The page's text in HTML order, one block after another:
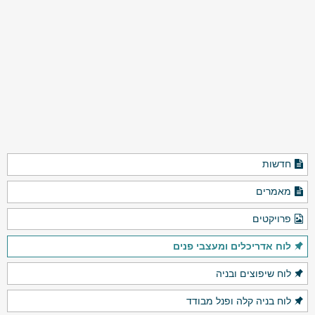
חדשות
מאמרים
פרויקטים
לוח אדריכלים ומעצבי פנים
לוח שיפוצים ובניה
לוח בניה קלה ופנל מבודד